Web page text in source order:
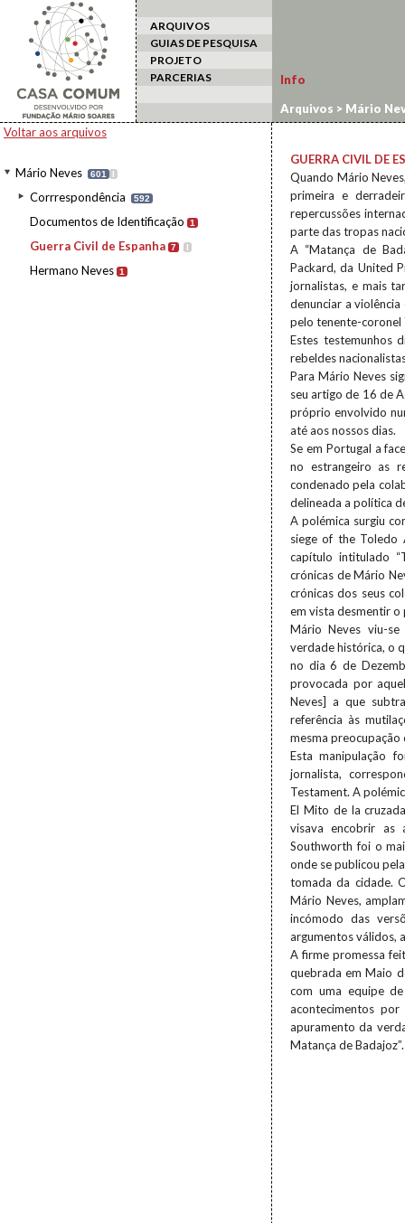
ARQUIVOS
GUIAS DE PESQUISA
PROJETO
PARCERIAS
Voltar aos arquivos
Mário Neves 601 I
Corrrespondência 592
Documentos de Identificação 1
Guerra Civil de Espanha 7 I
Hermano Neves 1
Info
Arquivos > Mário
GUERRA CIVIL DE
Quando Mário
primeira e
repercussões
parte das tropas
A “Matança de
Packard, da United
jornalistas, e mais
denunciar a
pelo tenente-coronel
Estes testemunhos
rebeldes
Para Mário Neves
seu artigo de 16 de
próprio envolvido
até aos nossos dias.
Se em Portugal a
no estrangeiro as
condenado pela
delineada a política
A polémica surgiu
siege of the Toledo
capítulo intitulado
crónicas de Mário
crónicas dos seus
em vista desmentir o
Mário Neves viu-se
verdade histórica, o
no dia 6 de
provocada por
Neves] a que
referência às
mesma
Esta manipulação
jornalista,
Testament. A
El Mito de la
visava encobrir as
Southworth foi o
onde se publicou
tomada da cidade.
Mário Neves,
incómodo das
argumentos válidos,
A firme promessa
quebrada em Maio
com uma equipe
acontecimentos
apuramento da
Matança de Badajoz”.